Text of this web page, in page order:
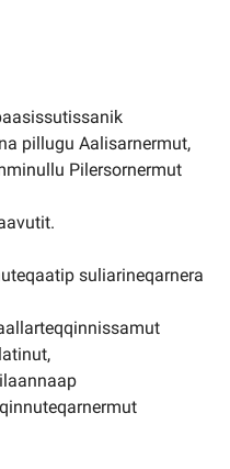
pillugu Aalisarnermut,
Pilersornermut
suliarineqarnera